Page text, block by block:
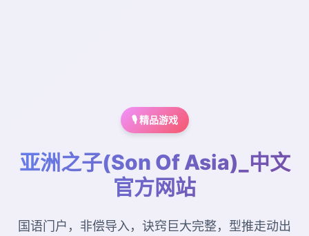
🎙️ 精品游戏
亚洲之子(Son Of Asia)_中文
官方网站
国语门户，非偿导入，诀窍巨大完整，型推走动出